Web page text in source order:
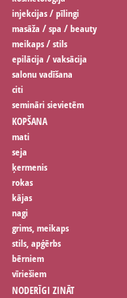
injekcijas / pīlingi
masāža / spa / beauty
meikaps / stils
epilācija / vaksācija
salonu vadīšana
citi
semināri sievietēm
KOPŠANA
mati
seja
ķermenis
rokas
kājas
nagi
grims, meikaps
stils, apģērbs
bērniem
vīriešiem
NODERĪGI ZINĀT